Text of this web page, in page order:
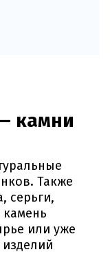
камни
Также
серьги,
или уже